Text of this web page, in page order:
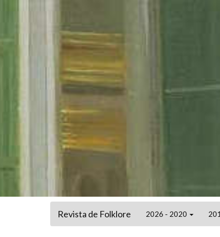
Revista de Folklore 2026 - 2020